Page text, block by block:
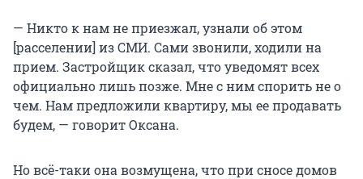
— Никто к нам не приезжал, узнали об этом
[расселении] из СМИ. Сами звонили, ходили на
прием. Застройщик сказал, что уведомят всех
официально лишь позже. Мне с ним спорить не о
чем. Нам предложили квартиру, мы ее продавать
будем, — говорит Оксана.
Но всё-таки она возмущена, что при сносе домов